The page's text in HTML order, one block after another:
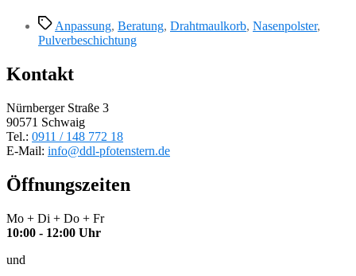
Schlagwörter
Anpassung, Beratung, Drahtmaulkorb, Nasenpolster,
Pulverbeschichtung
Kontakt
Nürnberger Straße 3
90571 Schwaig
Tel.: 0911 / 148 772 18
E-Mail: info@ddl-pfotenstern.de
Öffnungszeiten
Mo + Di + Do + Fr
10:00 - 12:00 Uhr
und